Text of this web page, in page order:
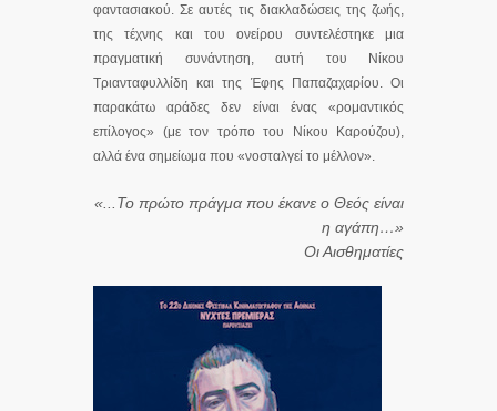
φαντασιακού. Σε αυτές τις διακλαδώσεις της ζωής,
της τέχνης και του ονείρου συντελέστηκε μια
πραγματική συνάντηση, αυτή του Νίκου
Τριανταφυλλίδη και της Έφης Παπαζαχαρίου. Οι
παρακάτω αράδες δεν είναι ένας «ρομαντικός
επίλογος» (με τον τρόπο του Νίκου Καρούζου),
αλλά ένα σημείωμα που «νοσταλγεί το μέλλον».
«...Το πρώτο πράγμα που έκανε ο Θεός είναι
η αγάπη…»
Οι Αισθηματίες